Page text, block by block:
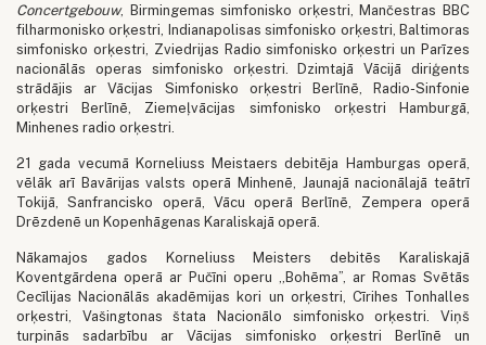
Concertgebouw, Birmingemas simfonisko orķestri, Mančestras BBC
filharmonisko orķestri, Indianapolisas simfonisko orķestri, Baltimoras
simfonisko orķestri, Zviedrijas Radio simfonisko orķestri un Parīzes
nacionālās operas simfonisko orķestri. Dzimtajā Vācijā diriģents
strādājis ar Vācijas Simfonisko orķestri Berlīnē, Radio-Sinfonie
orķestri Berlīnē, Ziemeļvācijas simfonisko orķestri Hamburgā,
Minhenes radio orķestri.
21 gada vecumā Korneliuss Meistaers debitēja Hamburgas operā,
vēlāk arī Bavārijas valsts operā Minhenē, Jaunajā nacionālajā teātrī
Tokijā, Sanfrancisko operā, Vācu operā Berlīnē, Zempera operā
Drēzdenē un Kopenhāgenas Karaliskajā operā.
Nākamajos gados Korneliuss Meisters debitēs Karaliskajā
Koventgārdena operā ar Pučīni operu „Bohēma”, ar Romas Svētās
Cecīlijas Nacionālās akadēmijas kori un orķestri, Cīrihes Tonhalles
orķestri, Vašingtonas štata Nacionālo simfonisko orķestri. Viņš
turpinās sadarbību ar Vācijas simfonisko orķestri Berlīnē un